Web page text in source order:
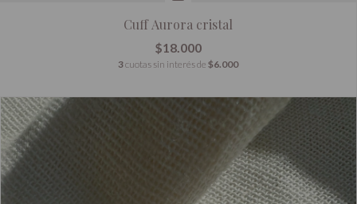
Cuff Aurora cristal
$18.000
3cuotas sin interés de $6.000